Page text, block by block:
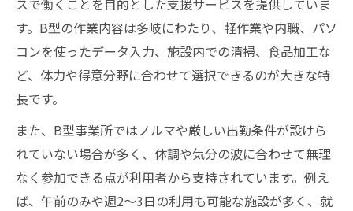
スで働くことを目的とした支援サービスを提供していま
す。B型の作業内容は多岐にわたり、軽作業や内職、パソ
コンを使ったデータ入力、施設内での清掃、食品加工な
ど、体力や得意分野に合わせて選択できるのが大きな特
長です。
また、B型事業所ではノルマや厳しい出勤条件が設けら
れていない場合が多く、体調や気分の波に合わせて無理
なく参加できる点が利用者から支持されています。例え
ば、午前のみや週2〜3日の利用も可能な施設が多く、就